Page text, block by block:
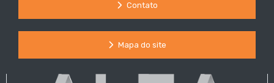
Contato
Mapa do site